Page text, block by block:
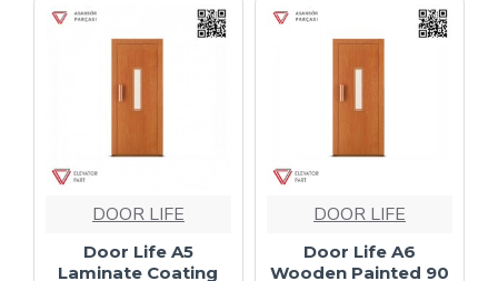
DOOR LIFE
Door Life A5
Laminate Coating
DOOR LIFE
Door Life A6
Wooden Painted 90